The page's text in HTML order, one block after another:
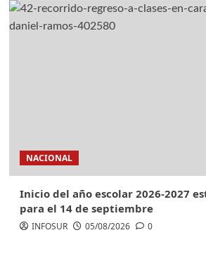
NACIONAL
Inicio del año escolar 2026-2027
para el 14 de septiembre
INFOSUR 05/08/2026 0